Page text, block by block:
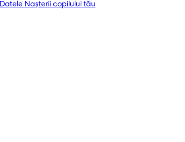
Datele Nașterii copilului tău